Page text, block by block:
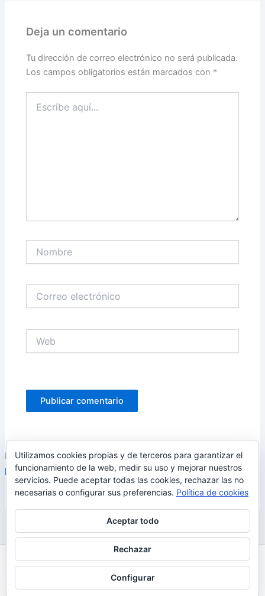
o
o
k
tir
Deja un comentario
Tu dirección de correo electrónico no será publicada.
Los campos obligatorios están marcados con *
aquí...
electrónico
Este sitio usa Akismet para reducir el spam.Aprende cómo se
procesan los datos de tus comentarios.
Todos los derechos © 2026 Uy Perdón
Utilizamos cookies propias y de terceros para garantizar el
funcionamiento de la web, medir su uso y mejorar nuestros
servicios. Puede aceptar todas las cookies, rechazar las no
necesarias o configurar sus preferencias. Política de cookies
Aceptar todo
Rechazar
Configurar